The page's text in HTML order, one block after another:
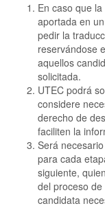
En caso que
aportada en
pedir la
reservándose
aquellos
solicitada.
UTEC podrá
considere
derecho de
faciliten la
Será
para cada
siguiente,
del proceso
candidata